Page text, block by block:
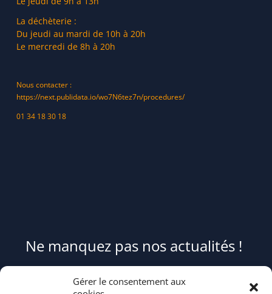
Gérer le consentement aux
La déchèterie :
Du jeudi au mardi de 10h à 20h
Le mercredi de 8h à 20h
Nous contacter :
https://next.publidata.io/wo7N6tez7n/procedures/
01 34 18 30 18
Ne manquez pas nos actualités !
conseils et astuces pour mieux trier et réduire vos déchets,